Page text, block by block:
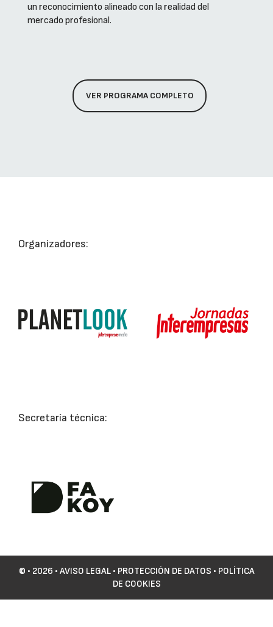
un reconocimiento alineado con la realidad del
mercado profesional.
VER PROGRAMA COMPLETO
Organizadores:
Secretaría técnica:
© • 2026 • AVISO LEGAL• PROTECCIÓN DE DATOS • POLÍTICA
DE COOKIES